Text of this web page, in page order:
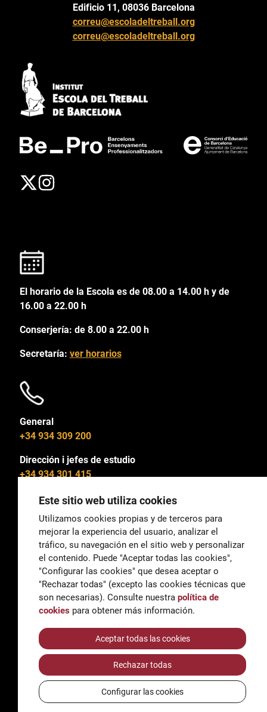
Edificio 11, 08036 Barcelona
correu@escoladeltreball.org
correu@escoladeltreball.org
El horario de la Escola es de 08.00 a 14.00 h y de
16.00 a 22.00 h
Conserjería: de 8.00 a 22.00 h
Secretaría: ver horarios
General
+34 934 309 200
Dirección i jefes de estudio
+34 934 301 415
General
correu@escoladeltreball.org
Información
informacio@escoladeltreball.org
Trámites de secretaría
AccessibilidadAviso legal y Política de Privacidad
Política de cookies
Créditos
Este sitio web utiliza cookies
Utilizamos cookies propias y de terceros para
mejorar la experiencia del usuario, analizar el
tráfico, su navegación en el sitio web y personalizar
el contenido. Puede "Aceptar todas las cookies",
"Configurar las cookies" que desea aceptar o
"Rechazar todas" (excepto las cookies técnicas que
son necesarias). Consulte nuestra política de
cookies para obtener más información.
Aceptar todas las cookies
Rechazar todas
Configurar las cookies